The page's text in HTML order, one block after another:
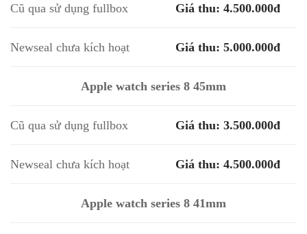
Cũ qua sử dụng fullbox Giá thu: 4.500.000đ
Newseal chưa kích hoạt Giá thu: 5.000.000đ
Apple watch series 8 45mm
Cũ qua sử dụng fullbox Giá thu: 3.500.000đ
Newseal chưa kích hoạt Giá thu: 4.500.000đ
Apple watch series 8 41mm